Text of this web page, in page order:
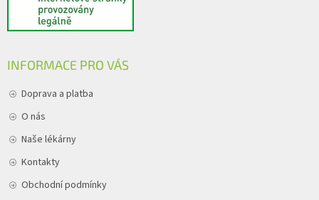
INFORMACE PRO VÁS
Doprava a platba
O nás
Naše lékárny
Kontakty
Obchodní podmínky